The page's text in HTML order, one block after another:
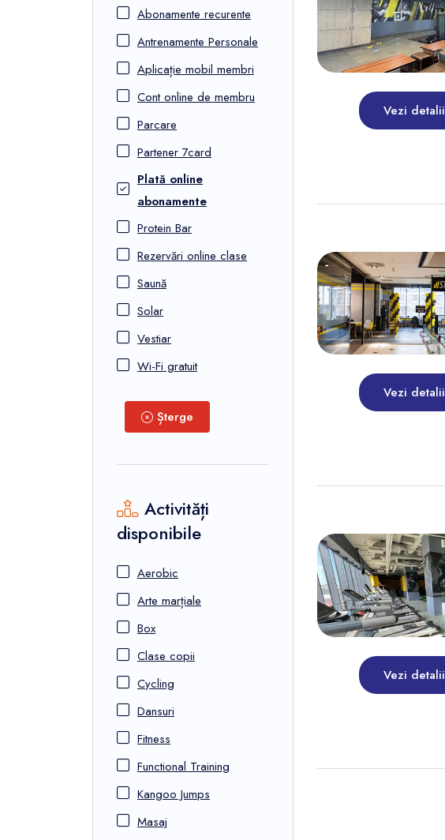
Abonamente recurente
Antrenamente Personale
Aplicație mobil membri
Cont online de membru
Parcare
Partener 7card
Plată online
abonamente
Protein Bar
Rezervări online clase
Saună
Solar
Vestiar
Wi-Fi gratuit
Șterge
Activități
disponibile
Aerobic
Arte marțiale
Box
Clase copii
Cycling
Dansuri
Fitness
Functional Training
Kangoo Jumps
Masaj
Vezi detalii
Vezi detalii
Vezi detalii